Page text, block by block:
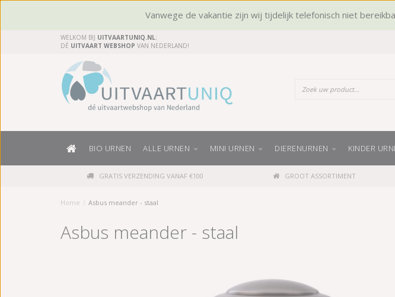
Vanwege de vakantie zijn wij tijdelijk telefonisch niet
WELKOM BIJ UITVAARTUNIQ.NL;
DÉ UITVAART WEBSHOP VAN NEDERLAND!
BIO URNEN ALLE URNEN MINI URNEN DIERENURNEN KINDER
GRATIS VERZENDING VANAF €100 GROOT ASSORTIMENT
Home / Asbus meander - staal
Asbus meander - staal